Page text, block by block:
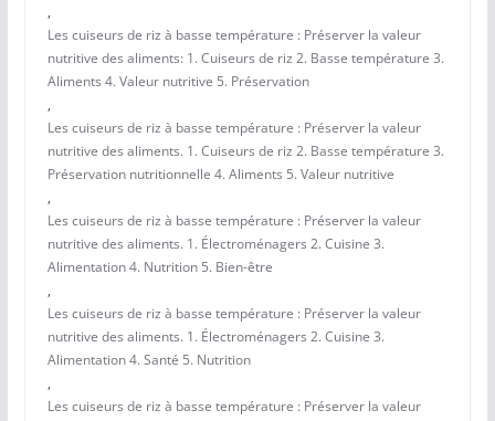
,
Les cuiseurs de riz à basse température : Préserver la valeur
nutritive des aliments: 1. Cuiseurs de riz 2. Basse température 3.
Aliments 4. Valeur nutritive 5. Préservation
,
Les cuiseurs de riz à basse température : Préserver la valeur
nutritive des aliments. 1. Cuiseurs de riz 2. Basse température 3.
Préservation nutritionnelle 4. Aliments 5. Valeur nutritive
,
Les cuiseurs de riz à basse température : Préserver la valeur
nutritive des aliments. 1. Électroménagers 2. Cuisine 3.
Alimentation 4. Nutrition 5. Bien-être
,
Les cuiseurs de riz à basse température : Préserver la valeur
nutritive des aliments. 1. Électroménagers 2. Cuisine 3.
Alimentation 4. Santé 5. Nutrition
,
Les cuiseurs de riz à basse température : Préserver la valeur